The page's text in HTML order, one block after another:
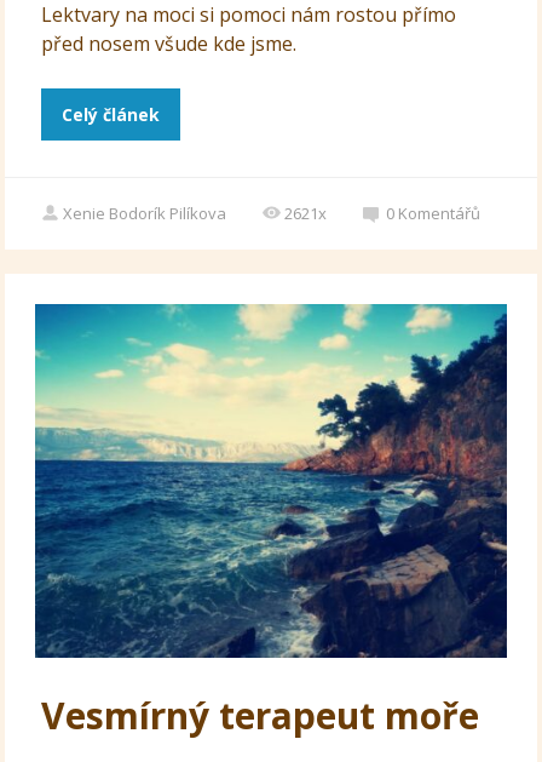
Lektvary na moci si pomoci nám rostou přímo
před nosem všude kde jsme.
Celý článek
Xenie Bodorík Pilíkova 2621x 0 Komentářů
Vesmírný terapeut moře